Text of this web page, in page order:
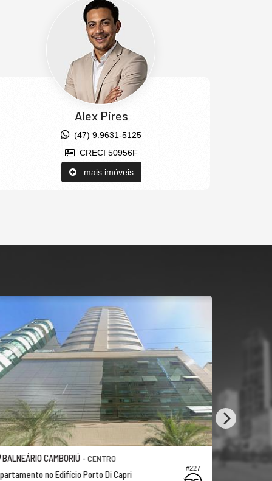
Alex Pires
(47) 9.9631-5125
CRECI 50956F
mais imóveis
#227
BALNEÁRIO CAMBORIÚ -CENTRO
no Edifício Porto Di Capri